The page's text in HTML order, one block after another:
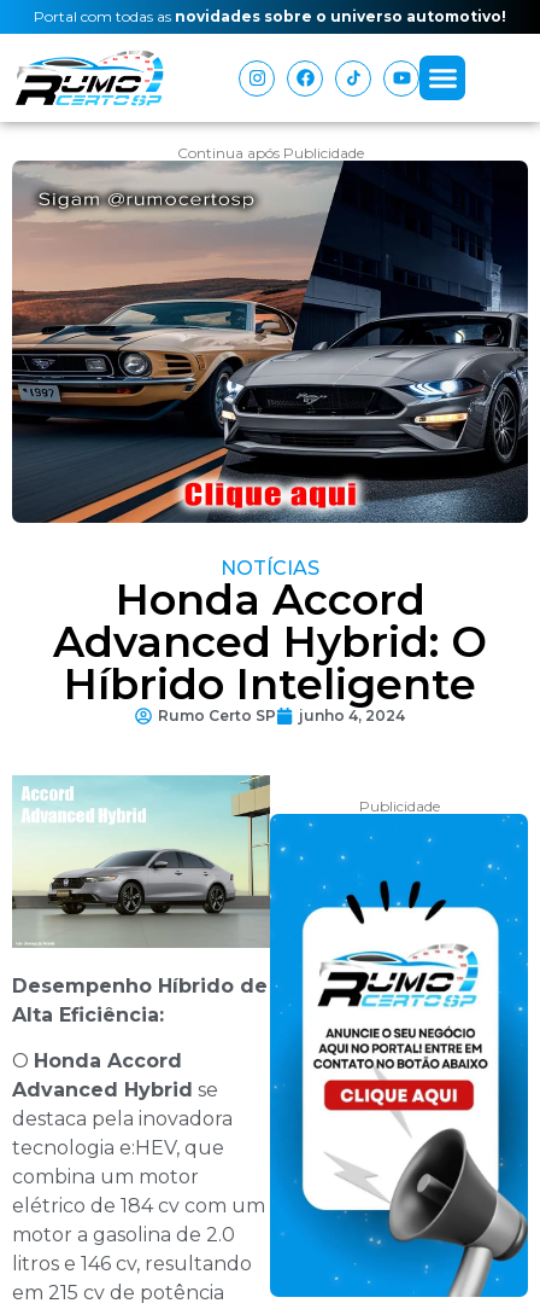
Portal com todas as novidades sobre o universo automotivo!
Continua após Publicidade
NOTÍCIAS
Honda Accord
Advanced Hybrid: O
Híbrido Inteligente
Rumo Certo SP junho 4, 2024
Desempenho Híbrido de
Alta Eficiência:
O Honda Accord
Advanced Hybrid se
destaca pela inovadora
tecnologia e:HEV, que
combina um motor
elétrico de 184 cv com um
motor a gasolina de 2.0
litros e 146 cv, resultando
em 215 cv de potência
Publicidade